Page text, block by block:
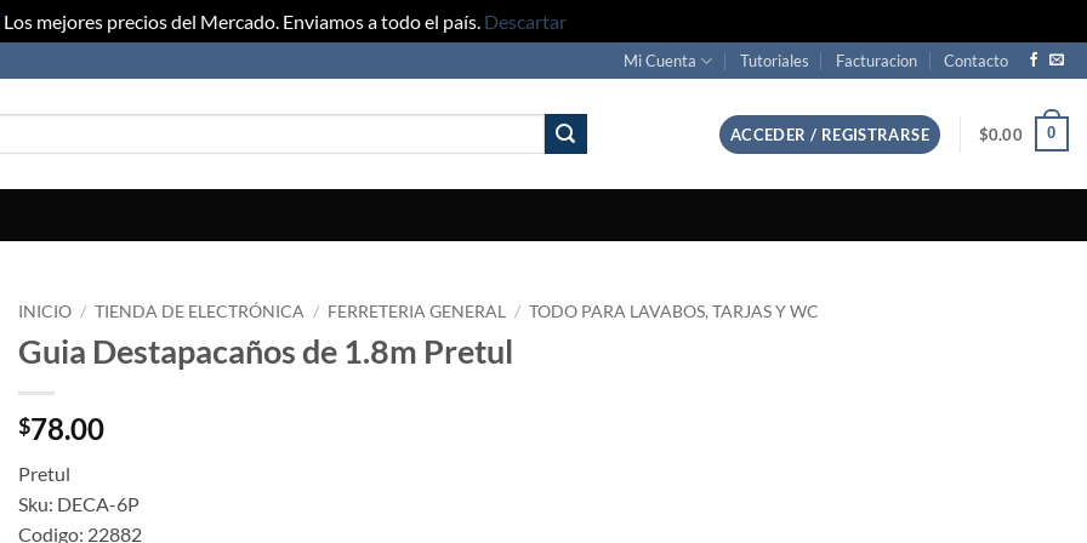
Los mejores precios del Mercado. Enviamos a todo el país. Descartar
Mi Cuenta Tutoriales Facturacion Contacto
ACCEDER / REGISTRARSE $0.00 0
INICIO / TIENDA DE ELECTRÓNICA / FERRETERIA GENERAL / TODO PARA LAVABOS, TARJAS Y WC
Guia Destapacaños de 1.8m Pretul
$78.00
Pretul
Sku: DECA-6P
Codigo: 22882